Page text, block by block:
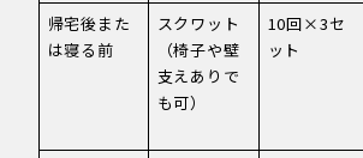
帰宅後また
は寝る前
スクワット
（椅子や壁
支えありで
も可）
10回×3セ
ット